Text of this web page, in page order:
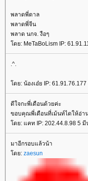
พลาดพี่ตาล
พลาดพี่จีน
พลาด นกจ. งือๆ
ดย: MeTaBoLism IP:
.^.
ดย: น้องเอ๋ย IP:
ดีใจกะพี่เดือนด้วยค่ะ
ขอบคุณพี่เดือนที่เม้นท์ไดให้อ่า
ดย: แคท IP: 202.44.8.98 5 มี
มาอีกรอบแล้วน้า
ดย: zaesun